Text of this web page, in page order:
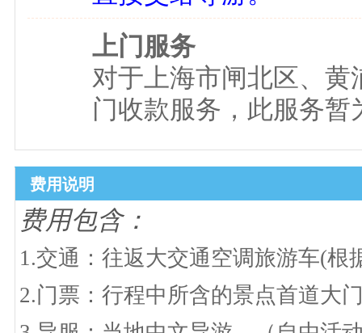
上门服务
对于上海市闸北区、
门收款服务，此服务
费用说明
费用包含：
1.交通：往返大交通空调旅游车(根
2.门票：行程中所含的景点首道大